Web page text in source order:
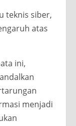
teknis siber,
atas
ini,
menjadi